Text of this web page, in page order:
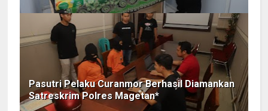
Pasutri Pelaku Curanmor Berhasil Diamankan
Satreskrim Polres Magetan*